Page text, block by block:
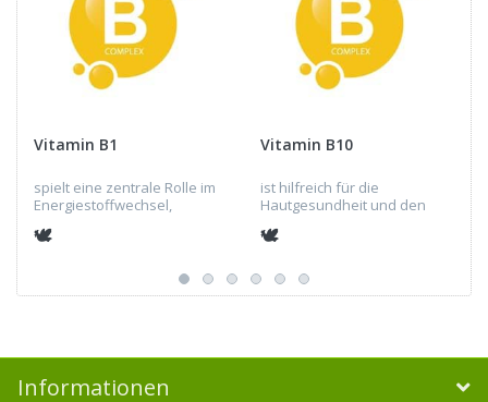
Vitamin B1
spielt eine zentrale Rolle im
Energiestoffwechsel,
Nervenfunktion sowie
das Gedächtnis, fördert die
Herz-Kreislauf-...
🕊
Vitamin B10
ist hilfreich für die
Hautgesundheit und den
Förderung des
Unterstützung der Folsäure-
Synthese, antioxidative
🕊
Informationen